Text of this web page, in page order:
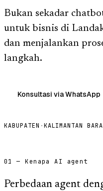
Bukan sekadar
untuk bisnis di
dan menjalankan
langkah.
Konsultasi via WhatsApp
KABUPATEN ·KALIMANTAN
01 — Kenapa AI agent
Perbedaan agent